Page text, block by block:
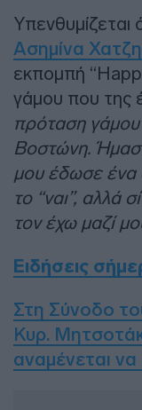
Υπενθυμίζεται
Ασημίνα
εκπομπή
γάμου που της
πρόταση γάμου
Βοστώνη.
μου έδωσε ένα
το “ναι”, αλλά
τον έχω μαζί
Ειδήσεις
Στη Σύνοδο
Κυρ.
αναμένεται